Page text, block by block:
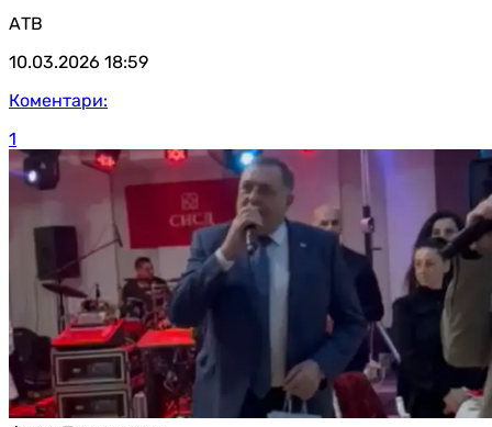
АТВ
10.03.2026 18:59
Коментари:
1